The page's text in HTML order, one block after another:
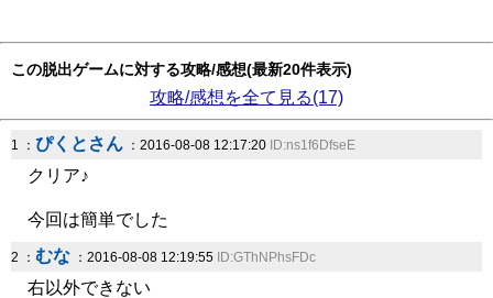
この脱出ゲームに対する攻略/感想(最新20件表示)
攻略/感想を全て見る(17)
1 ： ぴくとさん ：2016-08-08 12:17:20 ID:ns1f6DfseE
クリア♪
今回は簡単でした
2 ： むな ：2016-08-08 12:19:55 ID:GThNPhsFDc
右以外できない